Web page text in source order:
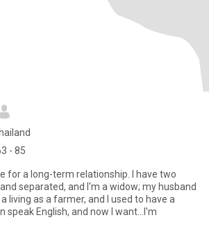
- 85
for a long-term relationship. I have two
separated, and I'm a widow; my husband
living as a farmer, and I used to have a
speak English, and now I want...I'm